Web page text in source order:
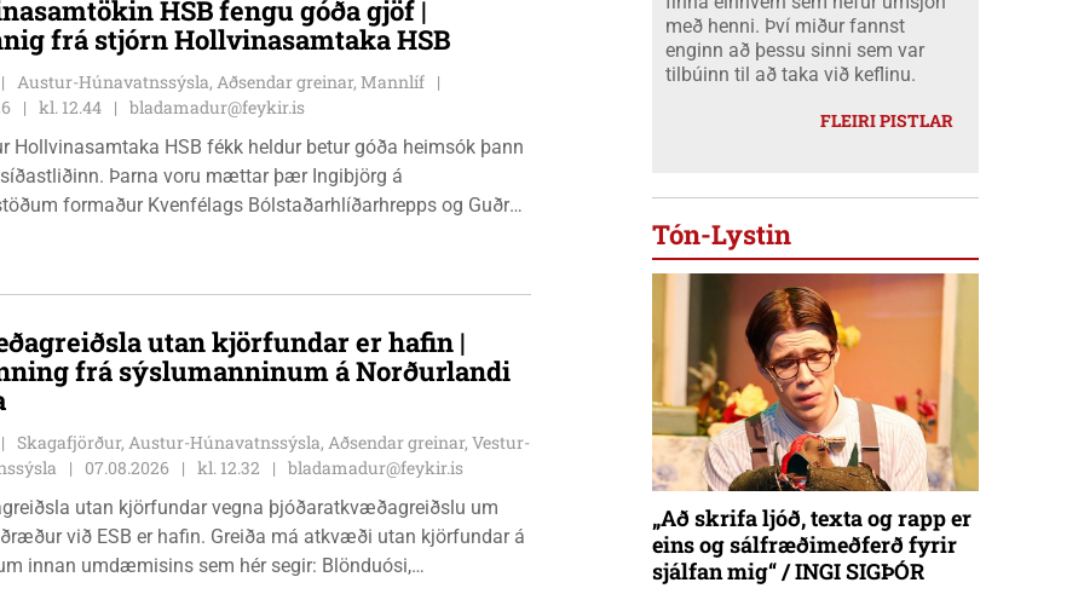
HSB fengu góða gjöf |
frá stjórn Hollvinasamtaka HSB
Austur-Húnavatnssýsla, Aðsendar greinar, Mannlíf
kl. 12.44
bladamadur@feykir.is
Hollvinasamtaka HSB fékk heldur betur góða heimsók þann
Þarna voru mættar þær Ingibjörg á
formaður Kvenfélags Bólstaðarhlíðarhrepps og Guðrún
í aðstöðu sjúkraþjálfara.
utan kjörfundar er hafin |
frá sýslumanninum á Norðurlandi
Skagafjörður, Austur-Húnavatnssýsla, Aðsendar greinar, Vestur-
07.08.2026 kl. 12.32
bladamadur@feykir.is
utan kjörfundar vegna þjóðaratkvæðagreiðslu um
er hafin. Greiða má atkvæði utan kjörfundar á
innan umdæmisins sem hér segir: Blönduósi,
með henni. Því miður fannst
enginn að þessu sinni sem var
tilbúinn til að taka við keflinu.
FLEIRI PISTLAR
Tón-Lystin
„Að skrifa ljóð, texta og rapp er
eins og sálfræðimeðferð fyrir
sjálfan mig“ / INGI SIGÞÓR